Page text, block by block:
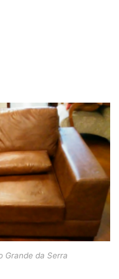
Grande da Serra